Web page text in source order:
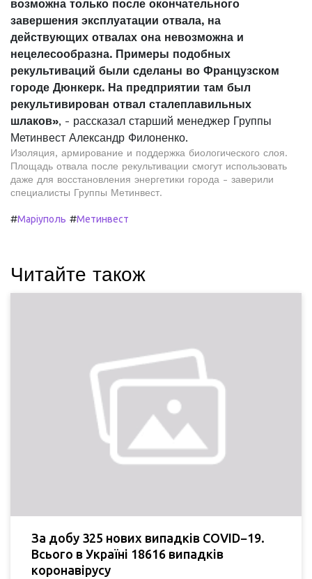
возможна только после окончательного
завершения эксплуатации отвала, на
действующих отвалах она невозможна и
нецелесообразна. Примеры подобных
рекультиваций были сделаны во Французском
городе Дюнкерк. На предприятии там был
рекультивирован отвал сталеплавильных
шлаков», - рассказал старший менеджер Группы
Метинвест Александр Филоненко.
Изоляция, армирование и поддержка биологического слоя.
Площадь отвала после рекультивации смогут использовать
даже для восстановления энергетики города - заверили
специалисты Группы Метинвест.
#Маріуполь #Метинвест
Читайте також
За добу 325 нових випадків COVID−19.
Всього в Україні 18616 випадків
коронавірусу